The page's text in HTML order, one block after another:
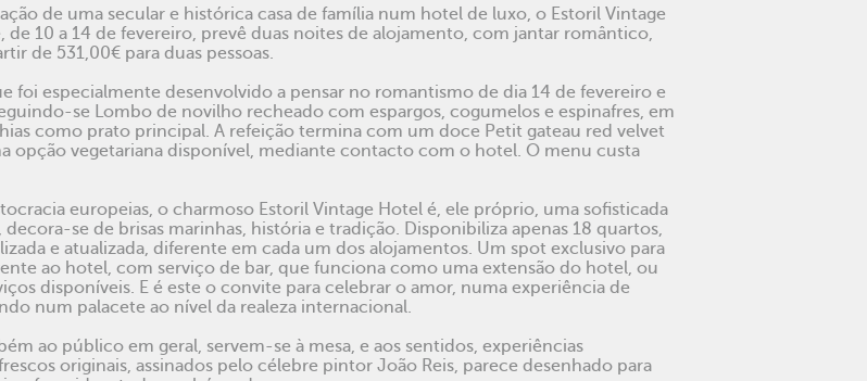
de uma secular e histórica casa de família num hotel de luxo, o Estoril Vintage
de 10 a 14 de fevereiro, prevê duas noites de alojamento, com jantar romântico,
de 531,00€ para duas pessoas.
foi especialmente desenvolvido a pensar no romantismo de dia 14 de fevereiro e
se Lombo de novilho recheado com espargos, cogumelos e espinafres, em
como prato principal. A refeição termina com um doce Petit gateau red velvet
opção vegetariana disponível, mediante contacto com o hotel. O menu custa
europeias, o charmoso Estoril Vintage Hotel é, ele próprio, uma sofisticada
se de brisas marinhas, história e tradição. Disponibiliza apenas 18 quartos,
e atualizada, diferente em cada um dos alojamentos. Um spot exclusivo para
ao hotel, com serviço de bar, que funciona como uma extensão do hotel, ou
disponíveis. E é este o convite para celebrar o amor, numa experiência de
num palacete ao nível da realeza internacional.
ao público em geral, servem-se à mesa, e aos sentidos, experiências
originais, assinados pelo célebre pintor João Reis, parece desenhado para